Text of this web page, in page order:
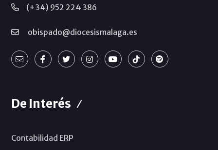
(+34) 952 224 386
obispado@diocesismalaga.es
De Interés
Contabilidad ERP